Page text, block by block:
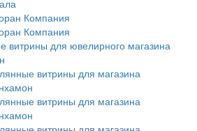
Компания
Компания
витрины для ювелирного магазина
витрины для магазина
витрины для магазина